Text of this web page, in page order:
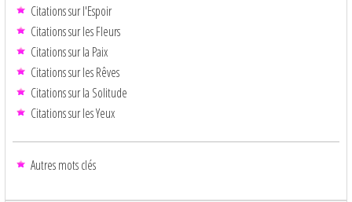
Citations sur l'Espoir
Citations sur les Fleurs
Citations sur la Paix
Citations sur les Rêves
Citations sur la Solitude
Citations sur les Yeux
Autres mots clés